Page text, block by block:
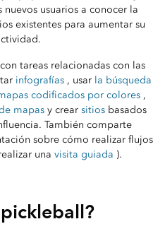
nuevos usuarios a conocer la
existentes para aumentar su
tareas relacionadas con las
infografías , usar la búsqueda
codificados por colores ,
mapas y crearsitios basados ​​
También comparte
sobre cómo realizar flujos
unavisita guiada ).